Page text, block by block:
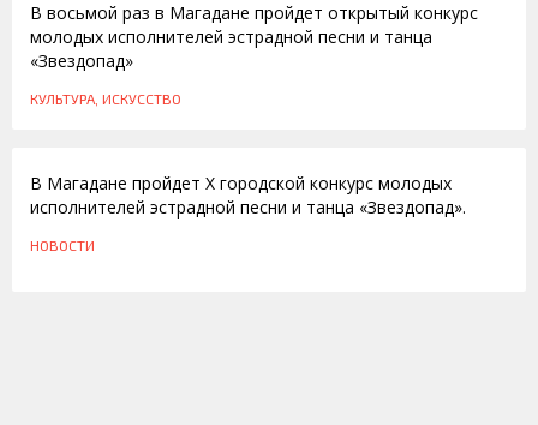
В восьмой раз в Магадане пройдет открытый конкурс
молодых исполнителей эстрадной песни и танца
«Звездопад»
КУЛЬТУРА, ИСКУССТВО
В Магадане пройдет Х городской конкурс молодых
исполнителей эстрадной песни и танца «Звездопад».
НОВОСТИ